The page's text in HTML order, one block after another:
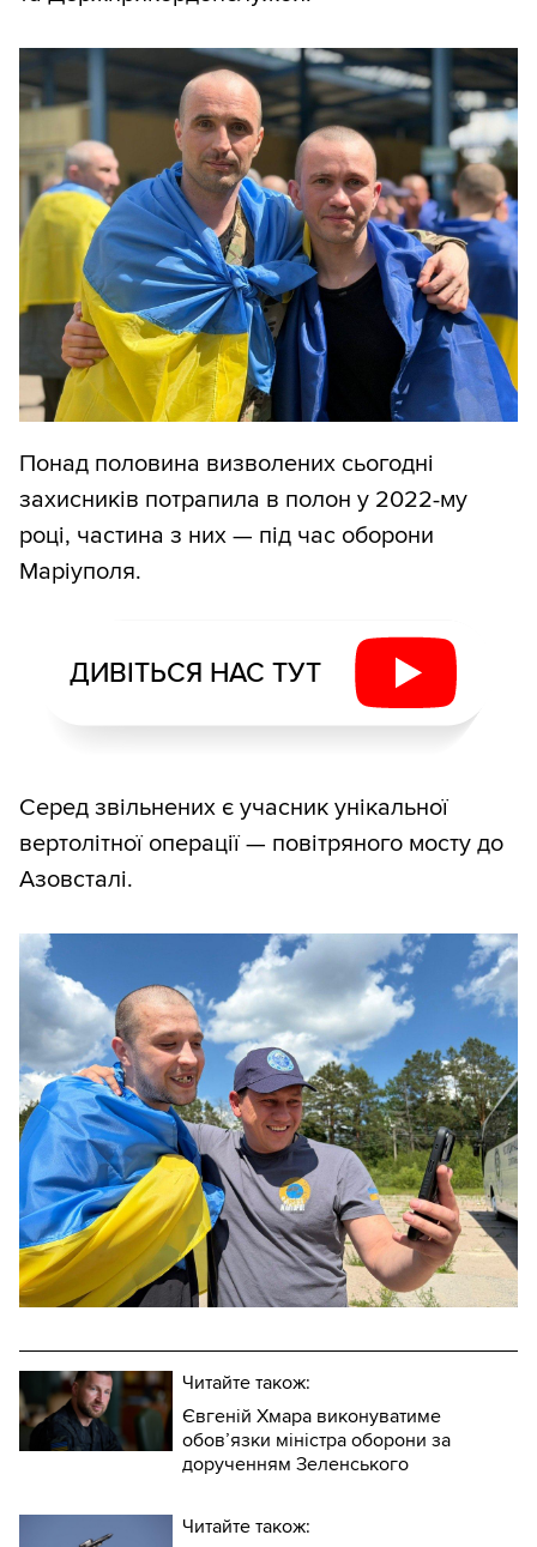
Понад половина визволених сьогодні
захисників потрапила в полон у 2022-му
році, частина з них — під час оборони
Маріуполя.
ДИВІТЬСЯ НАС ТУТ
Серед звільнених є учасник унікальної
вертолітної операції — повітряного мосту до
Азовсталі.
Читайте також:
Євгеній Хмара виконуватиме
обов’язки міністра оборони за
дорученням Зеленського
Читайте також: